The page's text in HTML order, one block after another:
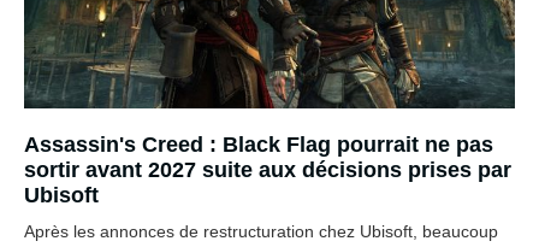
Assassin's Creed : Black Flag pourrait ne pas
sortir avant 2027 suite aux décisions prises par
Ubisoft
Après les annonces de restructuration chez Ubisoft, beaucoup